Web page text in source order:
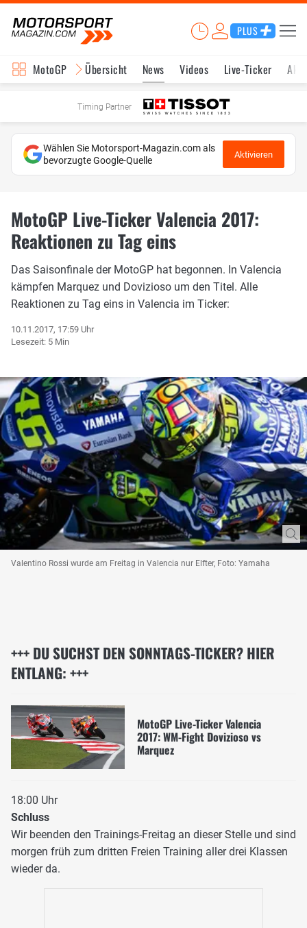
PLUS
MotoGP Übersicht News Videos Live-Ticker
Timing Partner
Wählen Sie Motorsport-Magazin.com als
bevorzugte Google-Quelle
Aktivieren
MotoGP Live-Ticker Valencia 2017:
Reaktionen zu Tag eins
Das Saisonfinale der MotoGP hat begonnen. In Valencia
kämpfen Marquez und Dovizioso um den Titel. Alle
Reaktionen zu Tag eins in Valencia im Ticker:
10.11.2017, 17:59 Uhr
Lesezeit: 5 Min
Valentino Rossi wurde am Freitag in Valencia nur Elfter, Foto: Yamaha
+++ DU SUCHST DEN SONNTAGS-TICKER? HIER
ENTLANG: +++
MotoGP Live-Ticker Valencia
2017: WM-Fight Dovizioso vs
Marquez
18:00 Uhr
Schluss
Wir beenden den Trainings-Freitag an dieser Stelle und sind
morgen früh zum dritten Freien Training aller drei Klassen
wieder da.